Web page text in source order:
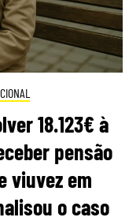
18.123€ à
pensão
viuvez em
o caso